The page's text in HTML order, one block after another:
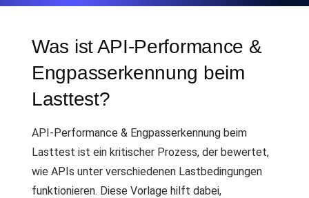
Was ist API-Performance &
Engpasserkennung beim
Lasttest?
API-Performance & Engpasserkennung beim
Lasttest ist ein kritischer Prozess, der bewertet,
wie APIs unter verschiedenen Lastbedingungen
funktionieren. Diese Vorlage hilft dabei,